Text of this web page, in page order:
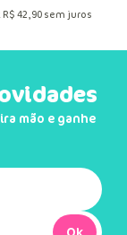
R$ 42,90sem juros
mão e ganhe